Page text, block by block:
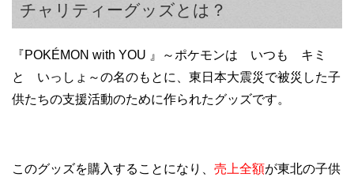
チャリティーグッズとは？
『POKÉMON with YOU 』～ポケモンは いつも キミ
と いっしょ～の名のもとに、東日本大震災で被災した子
供たちの支援活動のために作られたグッズです。
このグッズを購入することになり、 売上全額が東北の子供